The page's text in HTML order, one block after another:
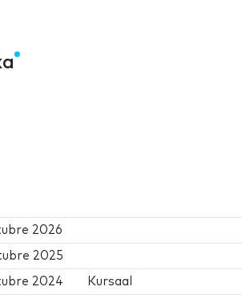
2026
2025
2024 Kursaal